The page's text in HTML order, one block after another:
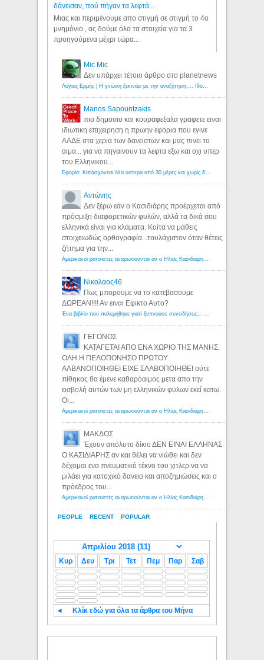
δάνεισαν, πού πήγαν τα λεφτά...
Μιας και περιμένουμε απο στιγμή σε στιγμή το 4ο
μνημόνιο , ας δούμε όλα τα στοιχεία για τα 3
προηγούμενα μέχρι τώρα...
PEOPLE RECENT POPULAR
Mic Mic
Δεν υπάρχει τέτοιο άρθρο στο planetnews
Λόγιος Ερμής | Η γνώση ξεκινάει με την αναζήτηση...: Ιδού οι 18 που χρωστούν 11 δις ευρώ!
Manos Sapountzakis
πιο δημοσιο και κουραφεξαλα γραφετε ειναι
ιδιωτικη επιχειρηση η πρωην εφορια που εγινε
ΑΑΔΕ στα χερια των δανειστων και μας πινει το
αιμα... για να πηγαινουν τα λεφτα εξω και οχι υπερ
του Ελληνικου...
Εφορία: Κατάσχονται όλα ύστερα από 30 μέρες και χωρίς δικαστικές αποφάσεις - Λόγιος Ερμής
Αντώνης
Δεν ξέρω εάν ο Κασιδιάρης προέρχεται από
πρόσμιξη διαφορετικών φυλών, αλλά τα δικά σου
ελληνικά είναι για κλάματα. Κοίτα να μάθεις
στοιχειωδώς ορθογραφία...τουλάχιστον όταν θέτεις
ζήτημα για την...
Αμερικανοί ρατσιστές αναρωτιούνται αν ο Ηλίας Κασιδιάρης ανήκει στη λευκή φυλή... - Λόγιος Ερμής
Νικολαος46
Πως μπορουμε να το κατεβασουμε
ΔΩΡΕΑΝ!!!! Αν ειναι Εφικτο Αυτο?
Ένα βιβλίο που πολεμήθηκε γιατί ξυπνούσε συνειδήσεις... - Λόγιος Ερμής | Η γνώση ξεκινάει με την αναζήτηση...
ΓΕΓΟΝΟΣ
ΚΑΤΑΓΕΤΑΙ ΑΠΟ ΕΝΑ ΧΩΡΙΟ ΤΗΣ ΜΑΝΗΣ.
ΟΛΗ Η ΠΕΛΟΠΟΝΗΣΟ ΠΡΩΤΟΥ
ΑΛΒΑΝΟΠΟΙΗΘΕΙ ΕΙΧΕ ΣΛΑΒΟΠΟΙΗΘΕΙ ούτε
πίθηκος θα έμενε καθαρόαιμος μετα απο την
εισβολή αυτών των μη ελληνικών φυλων εκεί κατω.
Οι...
Αμερικανοί ρατσιστές αναρωτιούνται αν ο Ηλίας Κασιδιάρης ανήκει στη λευκή φυλή... - Λόγιος Ερμής
ΜΑΚΔΟΣ
Έχουν απόλυτο δίκιο ΔΕΝ ΕΙΝΑΙ ΕΛΛΗΝΑΣ
Ο ΚΑΣΙΔΙΑΡΗΣ αν και θέλει να νιώθει και δεν
δέχομαι ενα πνευματικό τέκνο του χιτλερ να να
μιλάει για κατοχικό δανειο και αποζημιώσεις και ο
πρόεδρος του...
Αμερικανοί ρατσιστές αναρωτιούνται αν ο Ηλίας Κασιδιάρης ανήκει στη λευκή φυλή... - Λόγιος Ερμής
Κυρ Δευ Τρι Τετ Πεμ Παρ Σαβ
◄ Κλίκ εδώ για όλα τα άρθρα του Μήνα